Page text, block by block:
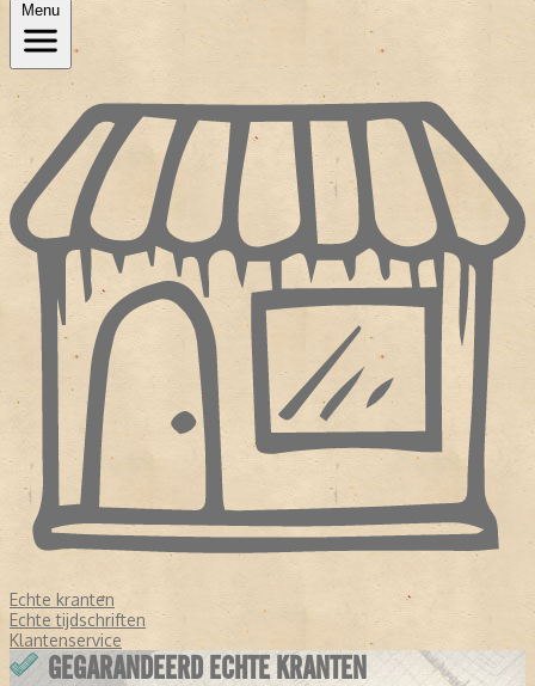
Menu
Echte kranten
Echte tijdschriften
Klantenservice
GEGARANDEERD ECHTE KRANTEN